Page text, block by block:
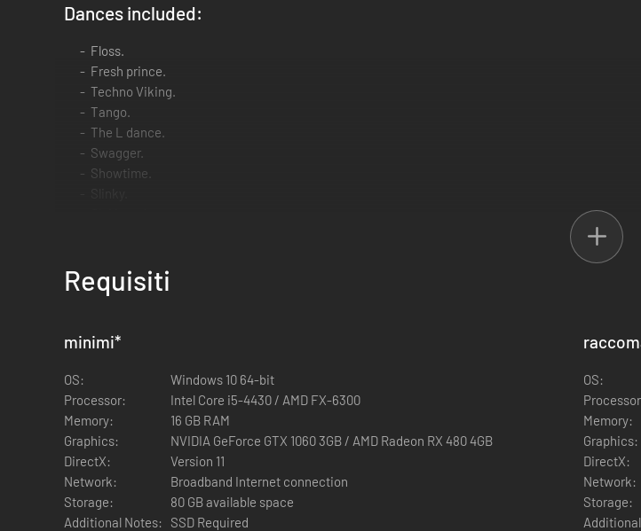
Dances included:
Floss.
Fresh prince.
Techno Viking.
Tango.
The L dance.
Swagger.
Showtime.
All of the dances will be available on the circular UI menu.
Requisiti
minimi*
OS:
Windows 10 64-bit
Processor:
Intel Core i5-4430 / AMD FX-6300
Memory:
16 GB RAM
Graphics:
NVIDIA GeForce GTX 1060 3GB / AMD Radeon RX 480 4GB
DirectX:
Version 11
Network:
Broadband Internet connection
Storage:
80 GB available space
Additional Notes:
SSD Required
OS:
Memory:
Graphics:
DirectX:
Network:
Storage: